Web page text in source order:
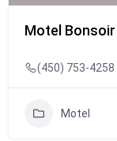
Motel Bonsoir
(450) 753-4258
Motel